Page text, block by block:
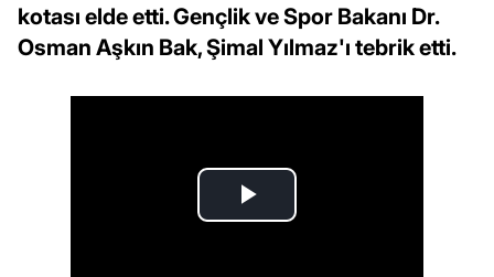
kotası elde etti. Gençlik ve Spor Bakanı Dr.
Osman Aşkın Bak, Şimal Yılmaz'ı tebrik etti.